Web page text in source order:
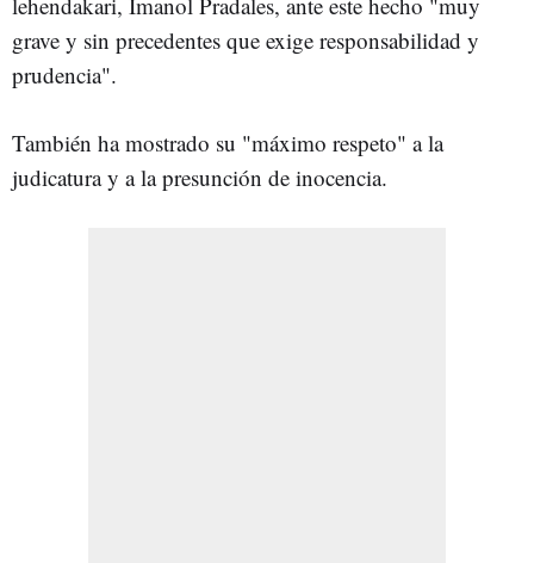
grave y sin precedentes que exige responsabilidad y
prudencia".
También ha mostrado su "máximo respeto" a la
judicatura y a la presunción de inocencia.